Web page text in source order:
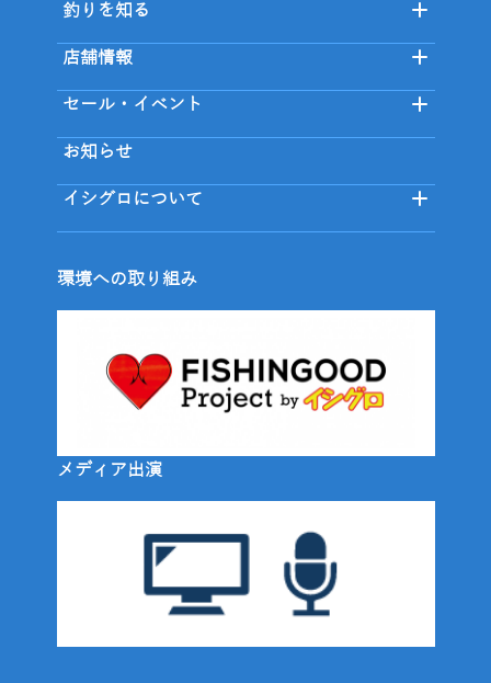
釣りを知る
店舗情報
セール・イベント
お知らせ
イシグロについて
環境への取り組み
メディア出演